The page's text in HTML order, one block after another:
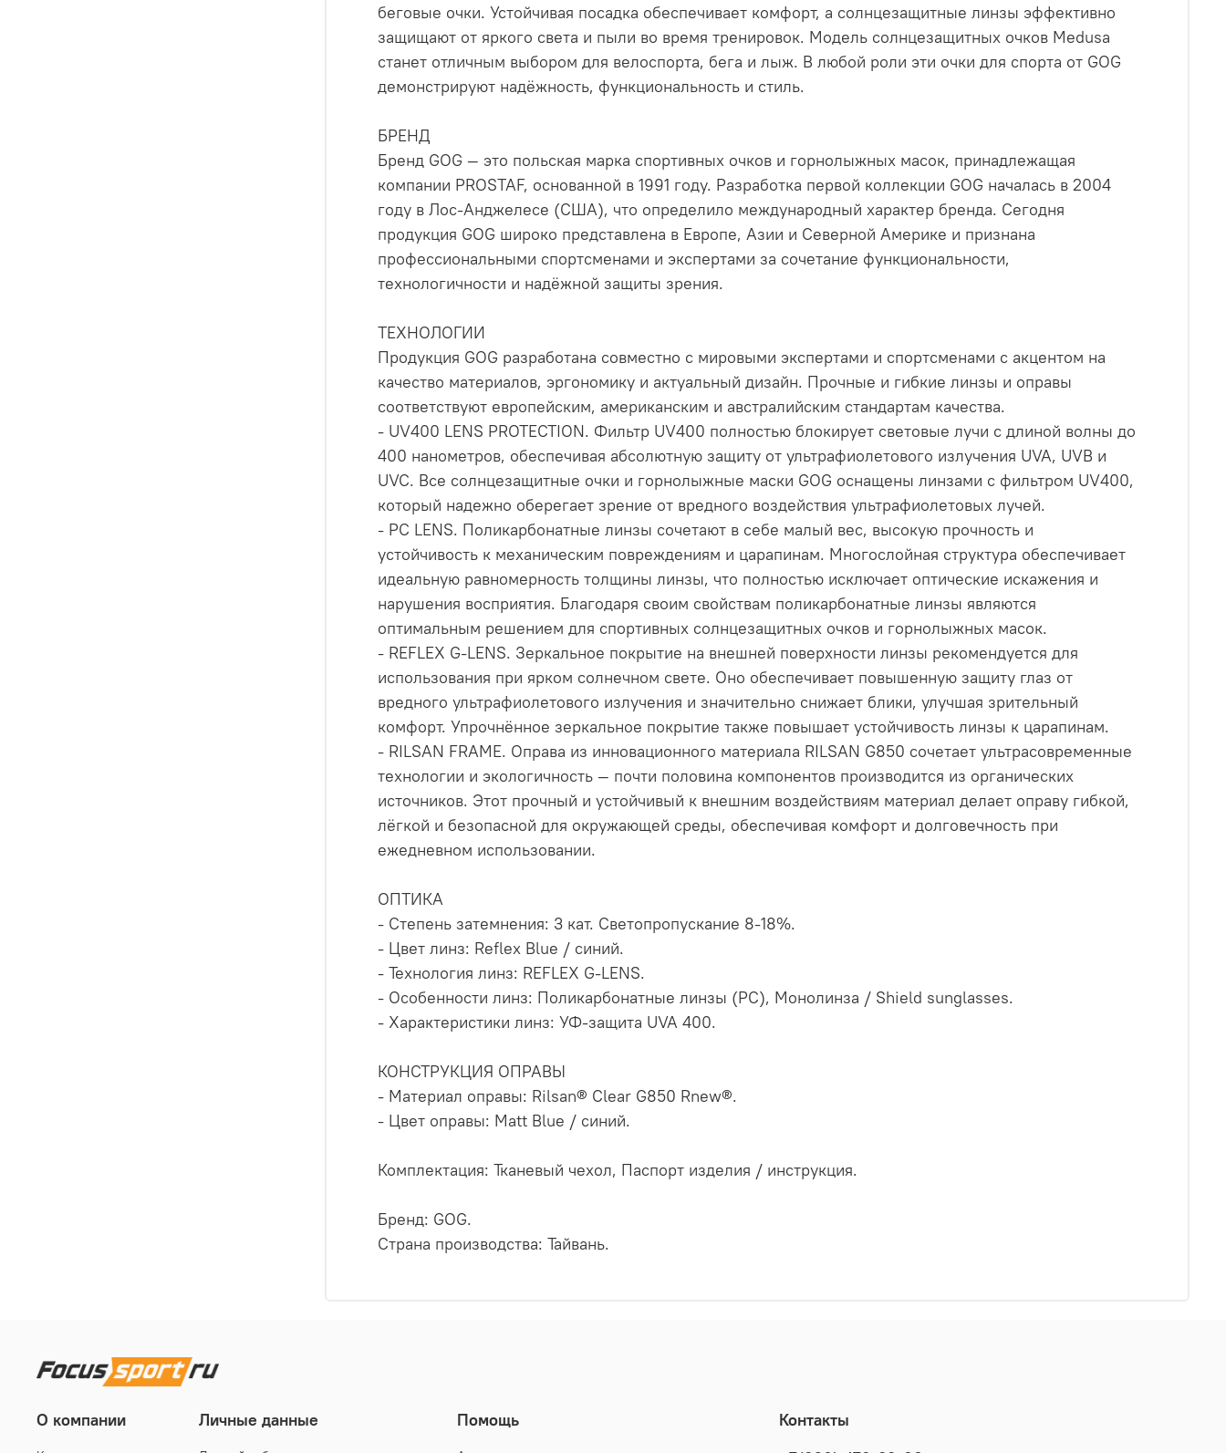
беговые очки. Устойчивая посадка обеспечивает комфорт, а солнцезащитные линзы эффективно
защищают от яркого света и пыли во время тренировок. Модель солнцезащитных очков Medusa
станет отличным выбором для велоспорта, бега и лыж. В любой роли эти очки для спорта от GOG
демонстрируют надёжность, функциональность и стиль.
БРЕНД
Бренд GOG — это польская марка спортивных очков и горнолыжных масок, принадлежащая
компании PROSTAF, основанной в 1991 году. Разработка первой коллекции GOG началась в 2004
году в Лос-Анджелесе (США), что определило международный характер бренда. Сегодня
продукция GOG широко представлена в Европе, Азии и Северной Америке и признана
профессиональными спортсменами и экспертами за сочетание функциональности,
технологичности и надёжной защиты зрения.
ТЕХНОЛОГИИ
Продукция GOG разработана совместно с мировыми экспертами и спортсменами с акцентом на
качество материалов, эргономику и актуальный дизайн. Прочные и гибкие линзы и оправы
соответствуют европейским, американским и австралийским стандартам качества.
- UV400 LENS PROTECTION. Фильтр UV400 полностью блокирует световые лучи с длиной волны до
400 нанометров, обеспечивая абсолютную защиту от ультрафиолетового излучения UVA, UVB и
UVC. Все солнцезащитные очки и горнолыжные маски GOG оснащены линзами с фильтром UV400,
который надежно оберегает зрение от вредного воздействия ультрафиолетовых лучей.
- PC LENS. Поликарбонатные линзы сочетают в себе малый вес, высокую прочность и
устойчивость к механическим повреждениям и царапинам. Многослойная структура обеспечивает
идеальную равномерность толщины линзы, что полностью исключает оптические искажения и
нарушения восприятия. Благодаря своим свойствам поликарбонатные линзы являются
оптимальным решением для спортивных солнцезащитных очков и горнолыжных масок.
- REFLEX G-LENS. Зеркальное покрытие на внешней поверхности линзы рекомендуется для
использования при ярком солнечном свете. Оно обеспечивает повышенную защиту глаз от
вредного ультрафиолетового излучения и значительно снижает блики, улучшая зрительный
комфорт. Упрочнённое зеркальное покрытие также повышает устойчивость линзы к царапинам.
- RILSAN FRAME. Оправа из инновационного материала RILSAN G850 сочетает ультрасовременные
технологии и экологичность — почти половина компонентов производится из органических
источников. Этот прочный и устойчивый к внешним воздействиям материал делает оправу гибкой,
лёгкой и безопасной для окружающей среды, обеспечивая комфорт и долговечность при
ежедневном использовании.
ОПТИКА
- Степень затемнения: 3 кат. Cветопропускание 8-18%.
- Цвет линз: Reflex Blue / синий.
- Технология линз: REFLEX G-LENS.
- Особенности линз: Поликарбонатные линзы (PC), Монолинза / Shield sunglasses.
- Характеристики линз: УФ-защита UVA 400.
КОНСТРУКЦИЯ ОПРАВЫ
- Материал оправы: Rilsan® Clear G850 Rnew®.
- Цвет оправы: Matt Blue / синий.
Комплектация: Тканевый чехол, Паспорт изделия / инструкция.
Бренд: GOG.
Страна производства: Тайвань.
О компании Личные данные Помощь
Контакты